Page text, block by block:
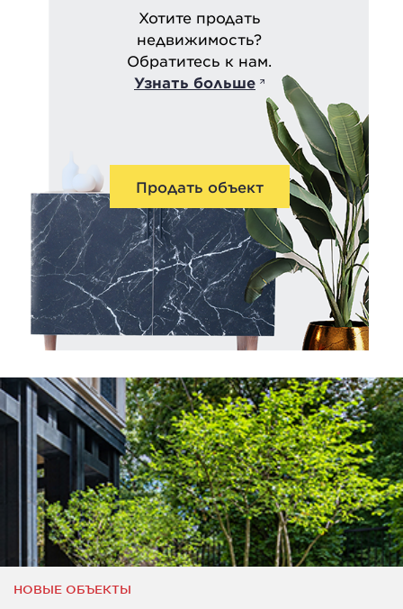
Хотите продать
недвижимость?
Обратитесь к нам.
Узнать больше
Продать объект
НОВЫЕ ОБЪЕКТЫ